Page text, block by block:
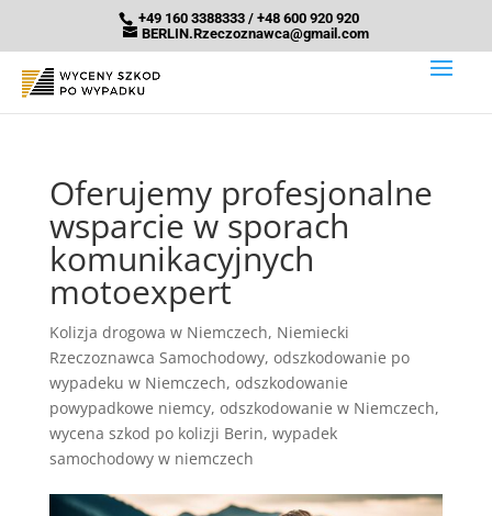
+49 160 3388333 / +48 600 920 920
BERLIN.Rzeczoznawca@gmail.com
Oferujemy profesjonalne
wsparcie w sporach
komunikacyjnych
motoexpert
Kolizja drogowa w Niemczech, Niemiecki
Rzeczoznawca Samochodowy, odszkodowanie po
wypadeku w Niemczech, odszkodowanie
powypadkowe niemcy, odszkodowanie w Niemczech,
wycena szkod po kolizji Berin, wypadek
samochodowy w niemczech